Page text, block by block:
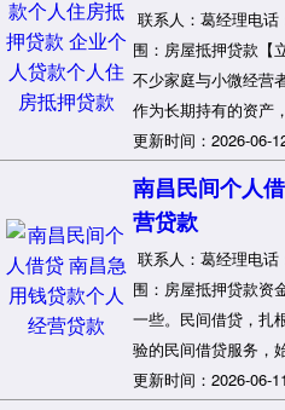
联系人：葛经理电话
围：房屋抵押贷款【
不少家庭与小微经营
作为长期持有的资产
更新时间：2026-06-
南昌民间个人
营贷款
联系人：葛经理电话
围：房屋抵押贷款资
一些。民间借贷，扎
验的民间借贷服务，
更新时间：2026-06-11